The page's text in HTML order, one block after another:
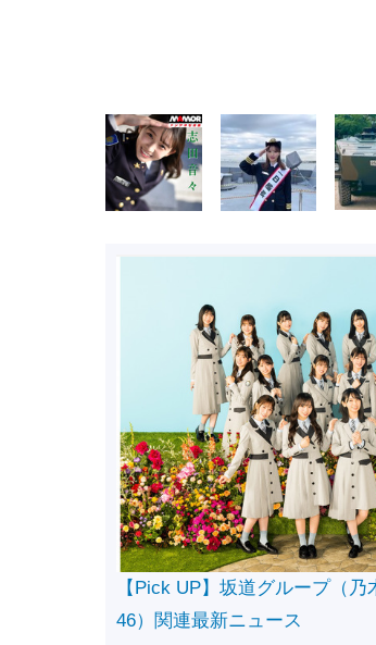
【Pick UP】坂道グループ（
46）関連最新ニュース